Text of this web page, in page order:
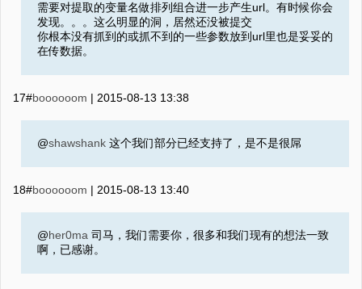
需要对提取的变量名做排列组合进一步产生url。有时候你会
发现。。。这么明显的洞，居然还没被提交
你根本没有抓到的或抓不到的一些参数放到url里也是妥妥的
在传数据。
17#boooooom | 2015-08-13 13:38
@shawshank 这个我们部分已经支持了，是不是很屌
18#boooooom | 2015-08-13 13:40
@her0ma 司马，我们需要你，很多和我们现有的想法一致
啊，已感谢。